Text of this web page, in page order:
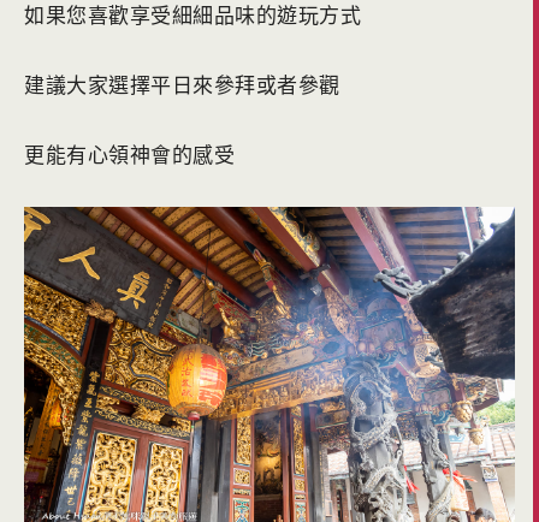
如果您喜歡享受細細品味的遊玩方式
建議大家選擇平日來參拜或者參觀
更能有心領神會的感受